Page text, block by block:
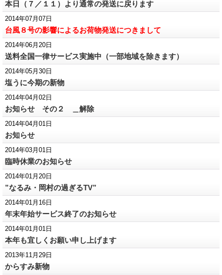
本日（７／１１）より通常の発送に戻ります
2014年07月07日
台風８号の影響によるお荷物発送につきまして
2014年06月20日
送料全国一律サービス実施中（一部地域を除きます）
2014年05月30日
塩うに今期の新物
2014年04月02日
お知らせ その２ ＿解除
2014年04月01日
お知らせ
2014年03月01日
臨時休業のお知らせ
2014年01月20日
”なるみ・岡村の過ぎるTV”
2014年01月16日
年末年始サービス終了のお知らせ
2014年01月01日
本年も宜しくお願い申し上げます
2013年11月29日
からすみ新物